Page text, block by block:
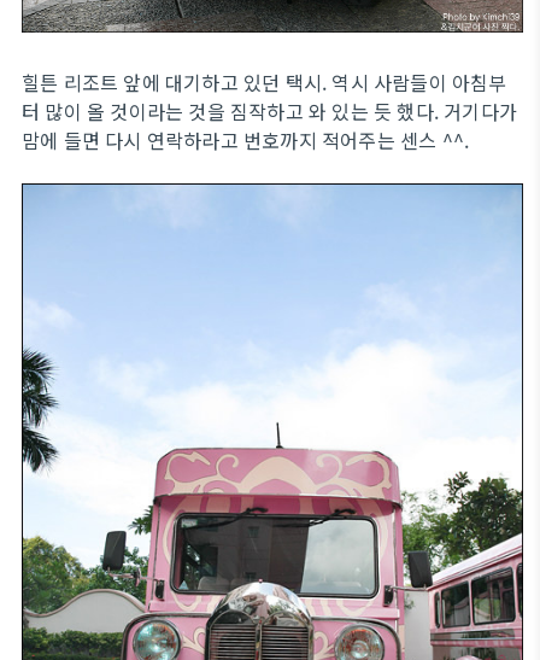
힐튼 리조트 앞에 대기하고 있던 택시. 역시 사람들이 아침부
터 많이 올 것이라는 것을 짐작하고 와 있는 듯 했다. 거기다가
맘에 들면 다시 연락하라고 번호까지 적어주는 센스 ^^.